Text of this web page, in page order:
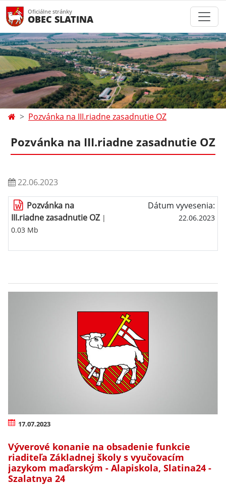
Oficiálne stránky
OBEC SLATINA
Pozvánka na III.riadne zasadnutie OZ
Pozvánka na III.riadne zasadnutie OZ
22.06.2023
Pozvánka na
III.riadne zasadnutie OZ|
0.03 Mb
Dátum vyvesenia:
22.06.2023
17.07.2023
Výverové konanie na obsadenie funkcie
riaditeľa Základnej školy s vyučovacím
jazykom maďarským - Alapiskola, Slatina24 -
Szalatnya 24